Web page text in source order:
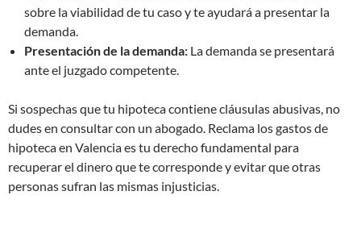
sobre la viabilidad de tu caso y te ayudará a presentar la
demanda.
Presentación de la demanda: La demanda se presentará
ante el juzgado competente.
Si sospechas que tu hipoteca contiene cláusulas abusivas, no
dudes en consultar con un abogado. Reclama los gastos de
hipoteca en Valencia es tu derecho fundamental para
recuperar el dinero que te corresponde y evitar que otras
personas sufran las mismas injusticias.